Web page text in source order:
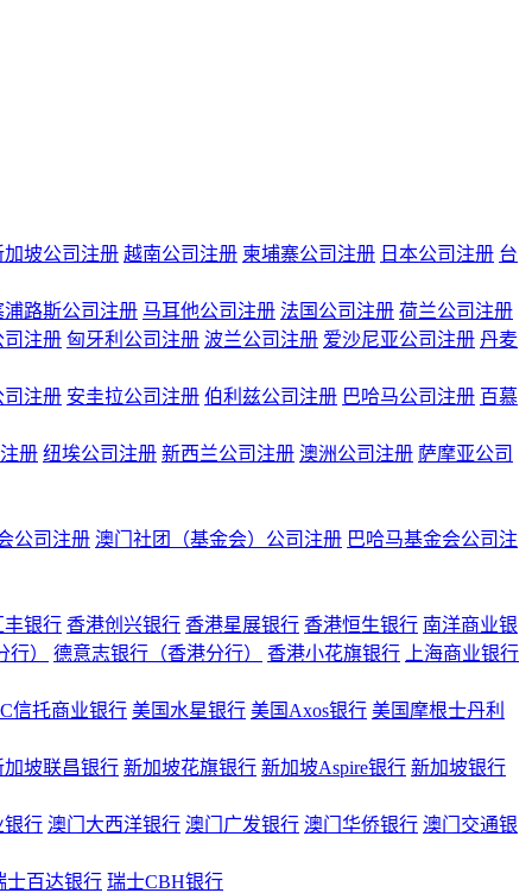
加坡公司注册 越南公司注册 柬埔寨公司注册 日本公司注册 台
浦路斯公司注册 马耳他公司注册 法国公司注册 荷兰公司注册
司注册 匈牙利公司注册 波兰公司注册 爱沙尼亚公司注册 丹麦
司注册 安圭拉公司注册 伯利兹公司注册 巴哈马公司注册 百慕
册 纽埃公司注册 新西兰公司注册 澳洲公司注册 萨摩亚公司
公司注册 澳门社团（基金会）公司注册 巴哈马基金会公司注
丰银行 香港创兴银行 香港星展银行 香港恒生银行 南洋商业银
）
德意志银行（香港分行） 香港小花旗银行 上海商业银行
信托商业银行 美国水星银行 美国Axos银行 美国摩根士丹利
加坡联昌银行 新加坡花旗银行 新加坡Aspire银行 新加坡银行
银行 澳门大西洋银行 澳门广发银行 澳门华侨银行 澳门交通银
士百达银行 瑞士CBH银行